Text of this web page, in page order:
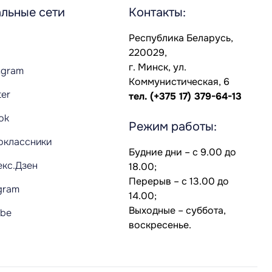
сети Контакты:
Республика Беларусь,
220029,
г. Минск, ул.
Коммунистическая, 6
тел. (+375 17) 379-64-13
Режим работы:
Будние дни – с 9.00 до
18.00;
Перерыв – с 13.00 до
14.00;
Выходные – суббота,
воскресенье.